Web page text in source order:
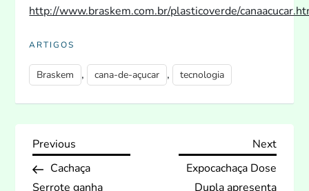
http://www.braskem.com.br/plasticoverde/
ARTIGOS
Braskem , cana-de-açucar , tecnologia
N
a
Previous
Post
Previous
Cachaça
Serrote ganha
Next
Next
Expocachaça Dose
Dupla apresenta